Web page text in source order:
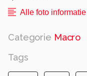
Alle foto
Categorie Macro
Tags